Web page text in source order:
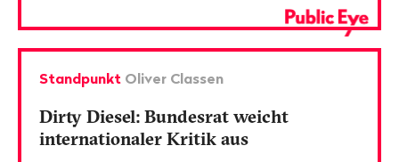
Standpunkt Oliver Classen
Dirty Diesel: Bundesrat weicht
internationaler Kritik aus